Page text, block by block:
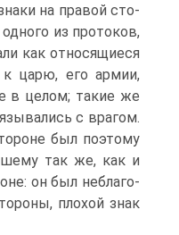
на правой сто­
из протоков,
как относящиеся
к царю, его армии,
в целом; такие же
с врагом.
был поэтому
так же, как и
он был неблаго­
плохой знак